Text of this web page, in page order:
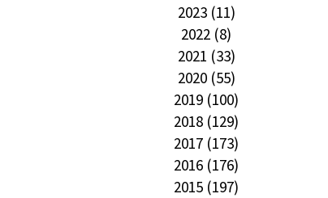
2023 (11)
2022 (8)
2021 (33)
2020 (55)
2019 (100)
2018 (129)
2017 (173)
2016 (176)
2015 (197)